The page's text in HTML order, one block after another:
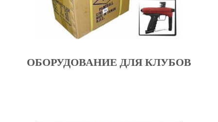
ОБОРУДОВАНИЕ ДЛЯ КЛУБОВ